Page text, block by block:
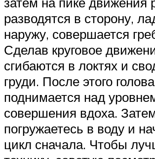
разводятся в сторону,
наружу, совершается
Сделав круговое
сгибаются в локтях и
груди. После этого
поднимается над
совершения вдоха.
погружаетесь в воду и
цикл сначала. Чтобы